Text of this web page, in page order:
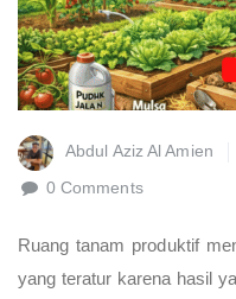
Abdul Aziz Al Amien
0 Comments
Ruang tanam produktif
yang teratur karena hasil